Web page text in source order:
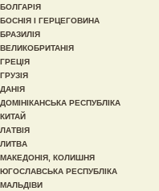
БОЛГАРІЯ
БОСНІЯ І ГЕРЦЕГОВИНА
БРАЗИЛІЯ
ВЕЛИКОБРИТАНІЯ
ГРЕЦІЯ
ГРУЗІЯ
ДАНІЯ
ДОМІНІКАНСЬКА РЕСПУБЛІКА
КИТАЙ
ЛАТВІЯ
ЛИТВА
МАКЕДОНІЯ, КОЛИШНЯ
ЮГОСЛАВСЬКА РЕСПУБЛІКА
МАЛЬДІВИ